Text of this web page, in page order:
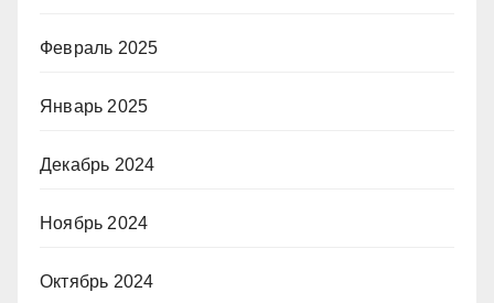
Февраль 2025
Январь 2025
Декабрь 2024
Ноябрь 2024
Октябрь 2024